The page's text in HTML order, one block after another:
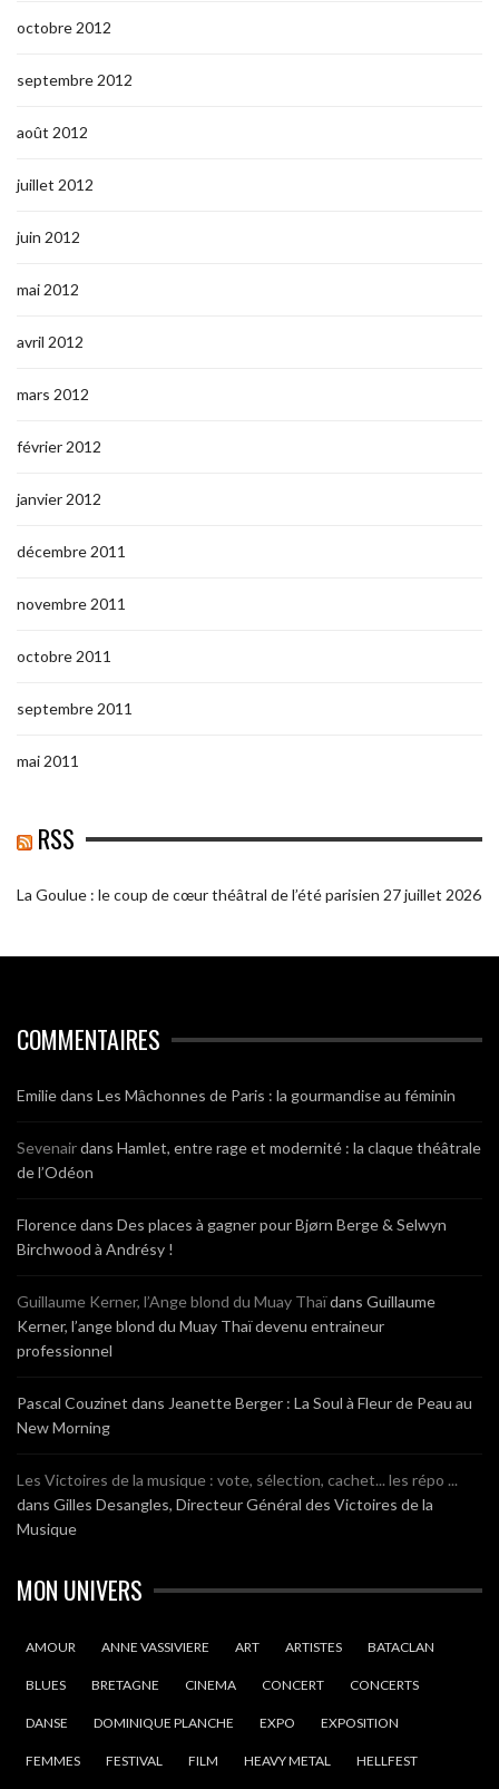
octobre 2012
septembre 2012
août 2012
juillet 2012
juin 2012
mai 2012
avril 2012
mars 2012
février 2012
janvier 2012
décembre 2011
novembre 2011
octobre 2011
septembre 2011
mai 2011
RSS
La Goulue : le coup de cœur théâtral de l’été parisien 27 juillet 2026
COMMENTAIRES
Emiliedans Les Mâchonnes de Paris : la gourmandise au féminin
Sevenairdans Hamlet, entre rage et modernité : la claque théâtrale
de l’Odéon
Florencedans Des places à gagner pour Bjørn Berge & Selwyn
Birchwood à Andrésy !
Guillaume Kerner, l’Ange blond du Muay Thaïdans Guillaume
Kerner, l’ange blond du Muay Thaï devenu entraineur
professionnel
Pascal Couzinet dans Jeanette Berger : La Soul à Fleur de Peau au
New Morning
Les Victoires de la musique : vote, sélection, cachet... les répo ...
dans Gilles Desangles, Directeur Général des Victoires de la
Musique
MON UNIVERS
AMOUR ANNE VASSIVIERE ART ARTISTES BATACLAN
BLUES BRETAGNE CINEMA CONCERT CONCERTS
DANSE DOMINIQUE PLANCHE EXPO EXPOSITION
FEMMES FESTIVAL FILM HEAVY METAL HELLFEST